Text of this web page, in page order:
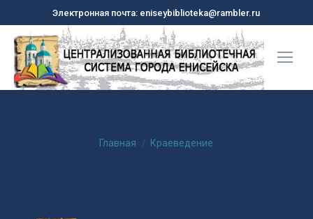
Электронная почта: eniseybiblioteka@rambler.ru
Вы здесь:
Главная Краеведение